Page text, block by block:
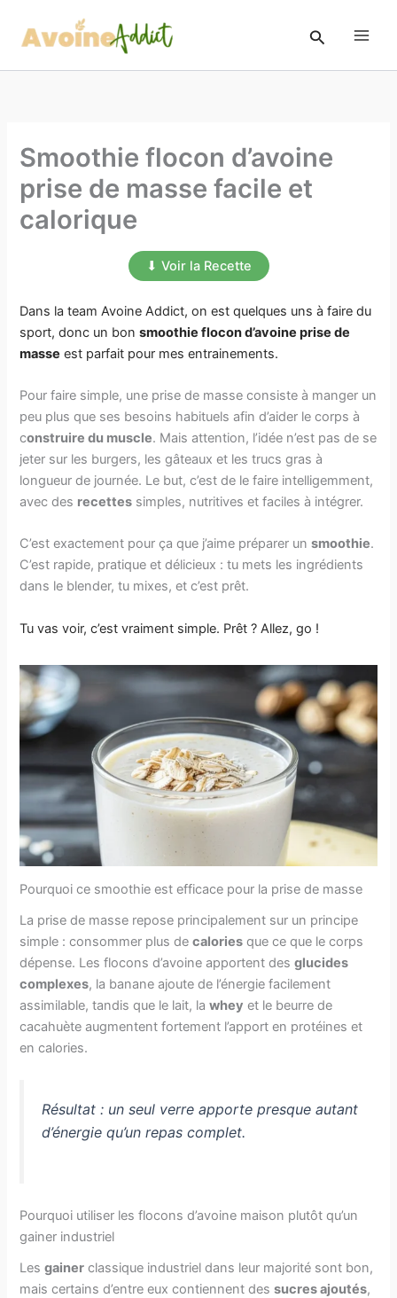
contenu
Rechercher
Smoothie flocon d’avoine
prise de masse facile et
calorique
⬇ Voir la Recette
Dans la team Avoine Addict, on est quelques uns à faire du
sport, donc un bonsmoothie flocon d’avoine prise de
masse est parfait pour mes entrainements.
Pour faire simple, une prise de masse consiste à manger un
peu plus que ses besoins habituels afin d’aider le corps à
construire du muscle. Mais attention, l’idée n’est pas de se
jeter sur les burgers, les gâteaux et les trucs gras à
longueur de journée. Le but, c’est de le faire intelligemment,
avec des recettes simples, nutritives et faciles à intégrer.
C’est exactement pour ça que j’aime préparer unsmoothie.
C’est rapide, pratique et délicieux : tu mets les ingrédients
dans le blender, tu mixes, et c’est prêt.
Tu vas voir, c’est vraiment simple. Prêt ? Allez, go !
Pourquoi ce smoothie est efficace pour la prise de masse
La prise de masse repose principalement sur un principe
simple : consommer plus decalories que ce que le corps
dépense. Les flocons d’avoine apportent desglucides
complexes, la banane ajoute de l’énergie facilement
assimilable, tandis que le lait, lawhey et le beurre de
cacahuète augmentent fortement l’apport en protéines et
en calories.
Résultat : un seul verre apporte presque autant
d’énergie qu’un repas complet.
Pourquoi utiliser les flocons d’avoine maison plutôt qu’un
gainer industriel
Lesgainer classique industriel dans leur majorité sont bon,
mais certains d’entre eux contiennent dessucres ajoutés,